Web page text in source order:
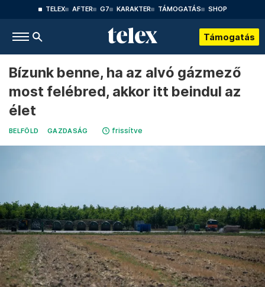
TELEX AFTER G7 KARAKTER TÁMOGATÁS SHOP
Támogatás
Bízunk benne, ha az alvó gázmező
most felébred, akkor itt beindul az
élet
BELFÖLD GAZDASÁG frissítve